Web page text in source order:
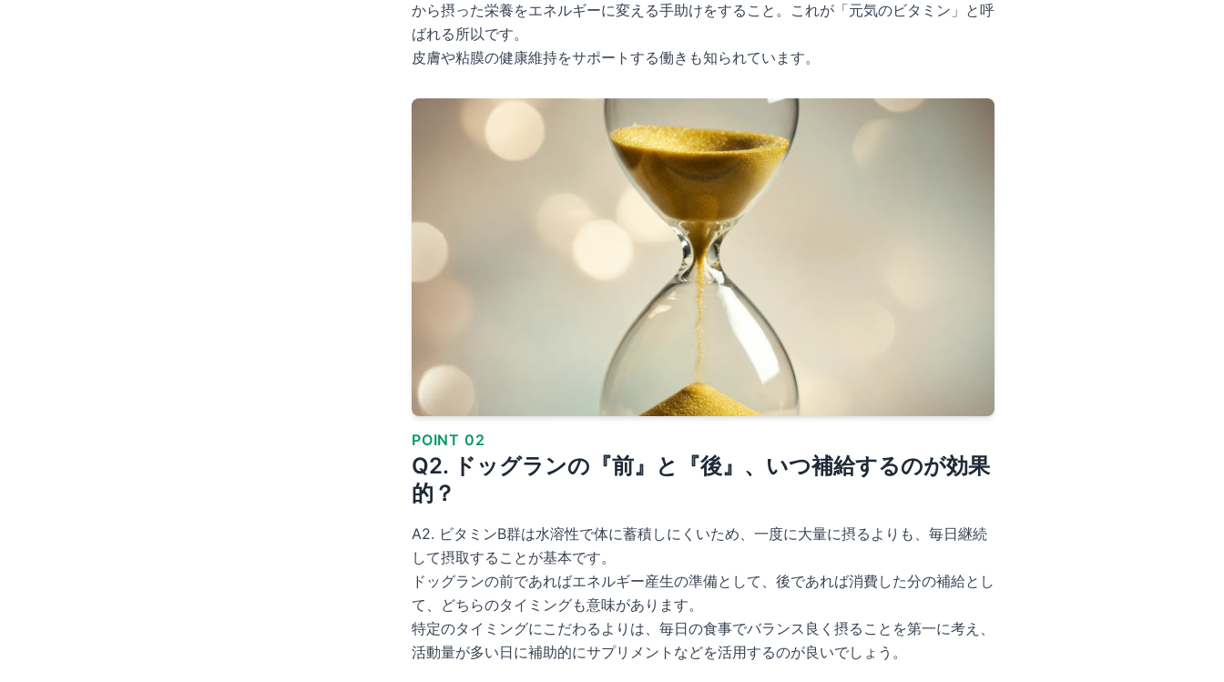
から摂った栄養をエネルギーに変える手助けをすること。これが「元気のビタミン」と呼
ばれる所以です。
皮膚や粘膜の健康維持をサポートする働きも知られています。
POINT 02
Q2. ドッグランの『前』と『後』、いつ補給するのが効果
的？
A2. ビタミンB群は水溶性で体に蓄積しにくいため、一度に大量に摂るよりも、毎日継続
して摂取することが基本です。
ドッグランの前であればエネルギー産生の準備として、後であれば消費した分の補給とし
て、どちらのタイミングも意味があります。
特定のタイミングにこだわるよりは、毎日の食事でバランス良く摂ることを第一に考え、
活動量が多い日に補助的にサプリメントなどを活用するのが良いでしょう。